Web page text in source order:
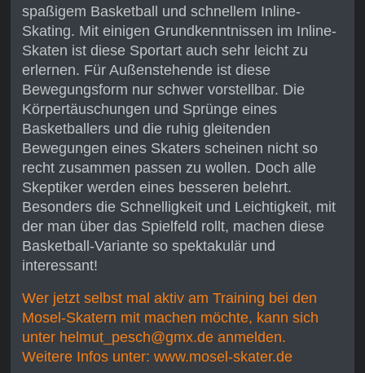
spaßigem Basketball und schnellem Inline-
Skating. Mit einigen Grundkenntnissen im Inline-
Skaten ist diese Sportart auch sehr leicht zu
erlernen. Für Außenstehende ist diese
Bewegungsform nur schwer vorstellbar. Die
Körpertäuschungen und Sprünge eines
Basketballers und die ruhig gleitenden
Bewegungen eines Skaters scheinen nicht so
recht zusammen passen zu wollen. Doch alle
Skeptiker werden eines besseren belehrt.
Besonders die Schnelligkeit und Leichtigkeit, mit
der man über das Spielfeld rollt, machen diese
Basketball-Variante so spektakulär und
interessant!
Wer jetzt selbst mal aktiv am Training bei den
Mosel-Skatern mit machen möchte, kann sich
unter helmut_pesch@gmx.de anmelden.
Weitere Infos unter: www.mosel-skater.de